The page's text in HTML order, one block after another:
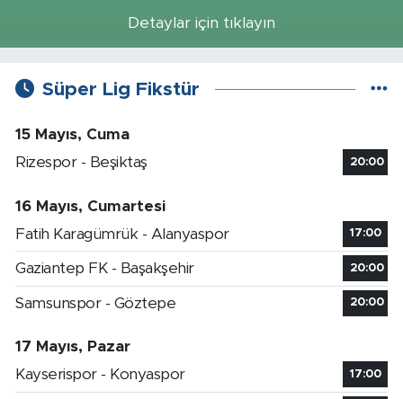
Detaylar için tıklayın
Süper Lig Fikstür
15 Mayıs, Cuma
Rizespor - Beşiktaş
20:00
16 Mayıs, Cumartesi
Fatih Karagümrük - Alanyaspor
17:00
Gaziantep FK - Başakşehir 20:00
Samsunspor - Göztepe 20:00
17 Mayıs, Pazar
Kayserispor - Konyaspor
17:00